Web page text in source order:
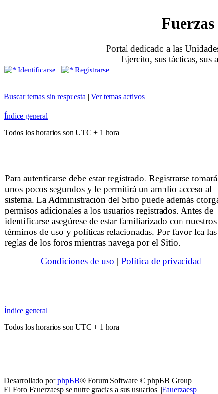
Portal dedicado a las
Ejercito, sus tácticas, sus
Identificarse Registrarse
Buscar temas sin respuesta | Ver temas activos
Índice general
Todos los horarios son UTC + 1 hora
Para autenticarse debe estar registrado. Registrarse
unos pocos segundos y le permitirá un amplio acceso al
sistema. La Administración del Sitio puede además
permisos adicionales a los usuarios registrados. Antes de
identificarse asegúrese de estar familiarizado con nuestros
términos de uso y políticas relacionadas. Por favor lea las
reglas de los foros mientras navega por el Sitio.
Condiciones de uso | Política de privacidad
Índice general
Todos los horarios son UTC + 1 hora
Desarrollado porphpBB® Forum Software © phpBB Group
El Foro Fauerzaesp se nutre gracias a sus usuarios ||Fauerzaesp